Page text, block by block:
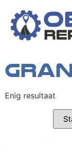
Enig resultaat